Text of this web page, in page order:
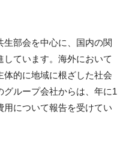
部会を中心に、国内の関
ています。海外において
的に地域に根ざした社会
ループ会社からは、年に1
について報告を受けてい